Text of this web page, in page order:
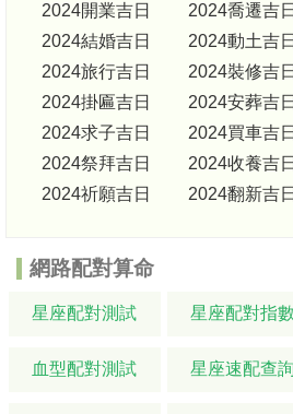
2024開業吉日 2024喬遷吉日
2024結婚吉日
2024動土吉日
2024旅行吉日
2024裝修吉日
2024掛匾吉日
2024安葬吉日
2024求子吉日
2024買車吉日
2024祭拜吉日
2024收養吉日
2024祈願吉日
2024翻新吉日
網路配對算命
星座配對測試 星座配對指數
血型配對測試 星座速配查詢